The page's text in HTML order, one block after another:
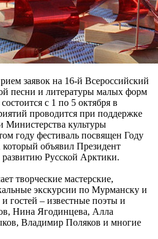
заявок на 16-й Всероссийский
песни и литературы малых форм
с 1 по 5 октября в
проводится при поддержке
Министерства культуры
году фестиваль посвящен Году
объявил Президент
Русской Арктики.
творческие мастерские,
экскурсии по Мурманску и
гостей – известные поэты и
Нина Ягодинцева, Алла
Владимир Поляков и многие